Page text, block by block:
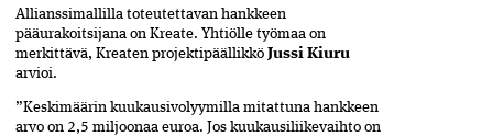
Allianssimallilla toteutettavan hankkeen
pääurakoitsijana on Kreate. Yhtiölle työmaa on
merkittävä, Kreaten projektipäällikkö Jussi Kiuru
arvioi.
”Keskimäärin kuukausivolyymilla mitattuna hankkeen
arvo on 2,5 miljoonaa euroa. Jos kuukausiliike­vaihto on